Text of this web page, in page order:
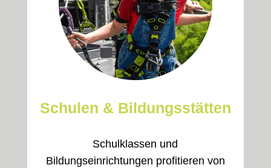
Schulen & Bildungsstätten
Schulklassen und
Bildungseinrichtungen profitieren von